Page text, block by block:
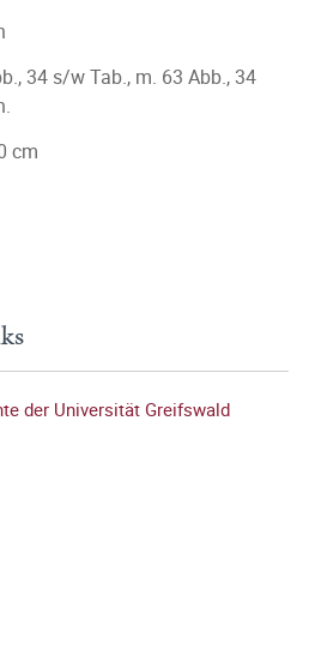
34 s/w Tab., m. 63 Abb., 34
cm
der Universität Greifswald